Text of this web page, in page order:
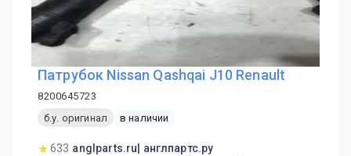
Патрубок Nissan Qashqai J10 Renault
8200645723
б.у. оригинал
в наличии
633 anglparts.ru| англпартс.ру